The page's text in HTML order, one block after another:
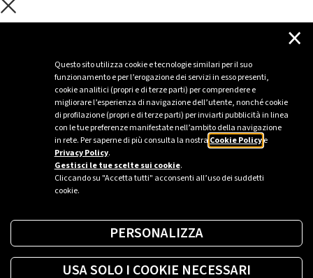
Questo sito utilizza cookie e tecnologie similari per il suo
funzionamento e per l’erogazione dei servizi in esso presenti,
cookie analitici (propri e di terze parti) per comprendere e
migliorare l’esperienza di navigazione dell’utente, nonché cookie
di profilazione (propri e di terze parti) per inviarti pubblicità in linea
con le tue preferenze manifestate nell’ambito della navigazione
in rete. Per saperne di più consulta la nostra Cookie Policye
Privacy Policy.
Gestisci le tue scelte sui cookie.
Cliccando su "Accetta tutti" acconsenti all’uso dei suddetti
cookie.
×
PERSONALIZZA
USA SOLO I COOKIE NECESSARI
C'è un problema con il recupero dei
Per favore riprova piú tardi
Sei un’azienda o una PA?
Trova la soluzione più giusta per te.
Richiedi una colonnina